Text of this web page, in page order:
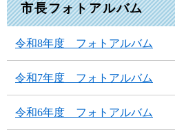
市長フォトアルバム
令和8年度 フォトアルバム
令和7年度 フォトアルバム
令和6年度 フォトアルバム